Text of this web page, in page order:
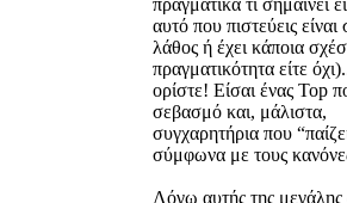
αυτό που πιστεύεις
λάθος ή έχει κάποια
πραγματικότητα είτε
ορίστε! Είσαι ένας Top
σεβασμό και, μάλιστα,
συγχαρητήρια που
σύμφωνα με τους
Λόγω αυτής της μεγάλης